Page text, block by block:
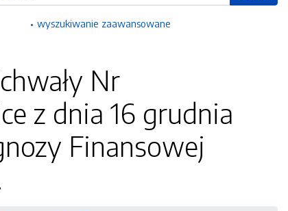
wyszukiwanie zaawansowane
Nr
z dnia 16 grudnia
Finansowej